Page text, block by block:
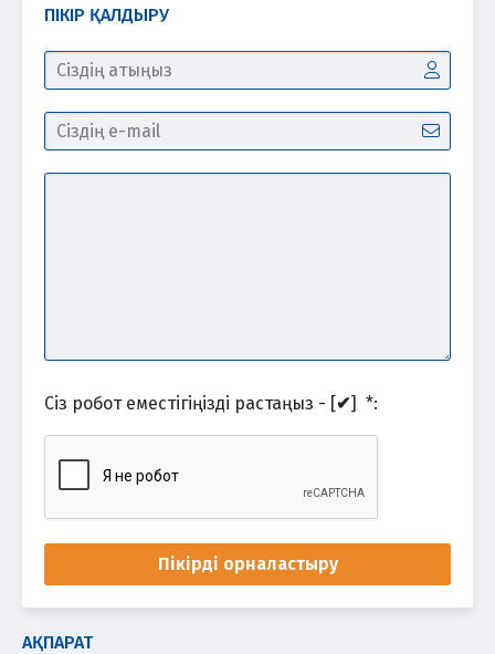
ПІКІР ҚАЛДЫРУ
Сіз робот еместігіңізді растаңыз - [✔] *:
Пікірді орналастыру
АҚПАРАТ